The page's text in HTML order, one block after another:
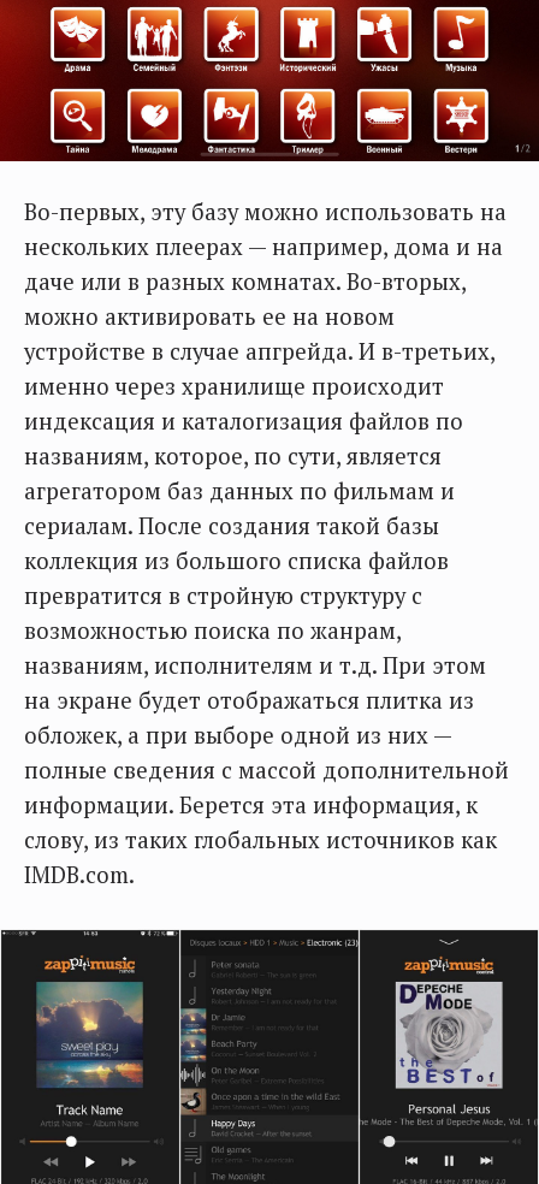
Во-первых, эту базу можно использовать на
нескольких плеерах — например, дома и на
даче или в разных комнатах. Во-вторых,
можно активировать ее на новом
устройстве в случае апгрейда. И в-третьих,
именно через хранилище происходит
индексация и каталогизация файлов по
названиям, которое, по сути, является
агрегатором баз данных по фильмам и
сериалам. После создания такой базы
коллекция из большого списка файлов
превратится в стройную структуру с
возможностью поиска по жанрам,
названиям, исполнителям и т.д. При этом
на экране будет отображаться плитка из
обложек, а при выборе одной из них —
полные сведения с массой дополнительной
информации. Берется эта информация, к
слову, из таких глобальных источников как
IMDB.com.